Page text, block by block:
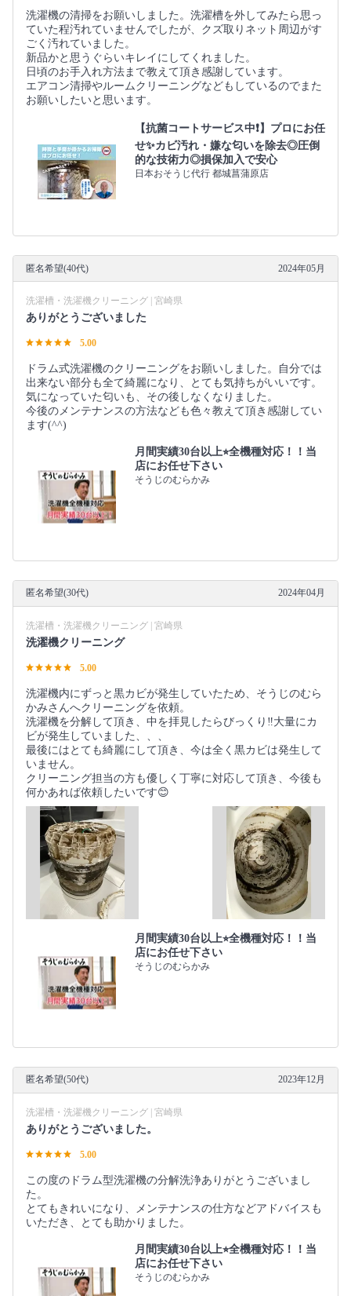
洗濯機の清掃をお願いしました。洗濯槽を外してみたら思っ
ていた程汚れていませんでしたが、クズ取りネット周辺がす
ごく汚れていました。
新品かと思うぐらいキレイにしてくれました。
日頃のお手入れ方法まで教えて頂き感謝しています。
エアコン清掃やルームクリーニングなどもしているのでまた
お願いしたいと思います。
【抗菌コートサービス中❗】プロにお任
せ✨カビ汚れ・嫌な匂いを除去◎圧倒
的な技術力◎損保加入で安心
日本おそうじ代行 都城菖蒲原店
匿名希望(40代) 2024年05月
洗濯槽・洗濯機クリーニング | 宮崎県
ありがとうございました
5.00
ドラム式洗濯機のクリーニングをお願いしました。自分では
出来ない部分も全て綺麗になり、とても気持ちがいいです。
気になっていた匂いも、その後しなくなりました。
今後のメンテナンスの方法なども色々教えて頂き感謝してい
ます(^^)
月間実績30台以上⭐︎全機種対応！！当
店にお任せ下さい
そうじのむらかみ
匿名希望(30代) 2024年04月
洗濯槽・洗濯機クリーニング | 宮崎県
洗濯機クリーニング
5.00
洗濯機内にずっと黒カビが発生していたため、そうじのむら
かみさんへクリーニングを依頼。
洗濯機を分解して頂き、中を拝見したらびっくり‼️大量にカ
ビが発生していました、、、
最後にはとても綺麗にして頂き、今は全く黒カビは発生して
いません。
クリーニング担当の方も優しく丁寧に対応して頂き、今後も
何かあれば依頼したいです😊
月間実績30台以上⭐︎全機種対応！！当
店にお任せ下さい
そうじのむらかみ
匿名希望(50代) 2023年12月
洗濯槽・洗濯機クリーニング | 宮崎県
ありがとうございました。
5.00
この度のドラム型洗濯機の分解洗浄ありがとうございまし
た。
とてもきれいになり、メンテナンスの仕方などアドバイスも
いただき、とても助かりました。
月間実績30台以上⭐︎全機種対応！！当
店にお任せ下さい
そうじのむらかみ